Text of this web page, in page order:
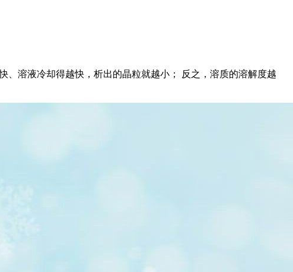
溶液冷却得越快，析出的晶粒就越小； 反之，溶质的溶解度越